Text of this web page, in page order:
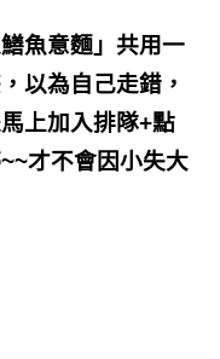
魚意麵」共用一
以為自己走錯，
上加入排隊+點
才不會因小失大